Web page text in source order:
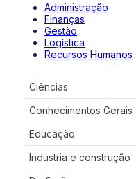
Administração
Finanças
Gestão
Logística
Recursos Humanos
Ciências
Biologia
Ciência
Ciências da natureza
Ciências exatas
Ciências humanas
Física quântica
Conhecimentos Gerais
Animais
Artes
Culinária
Estética e Beleza
Educação
Educação
Educação Física
Industria e construção